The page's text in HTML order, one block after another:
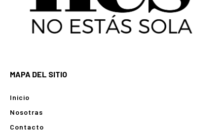
MAPA DEL SITIO
Inicio
Nosotras
Contacto